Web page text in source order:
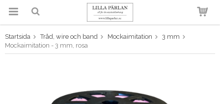
Produkten har blivit tillagd i
Startsida Tråd, wire och band Mockaimitation
3 mm
Mockaimitation - 3 mm, rosa